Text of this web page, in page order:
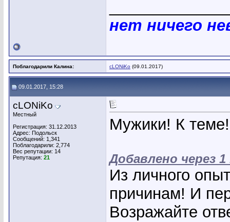
нет ничего
Поблагодарили Калина: cLONiKo (09.01.2017)
09.01.2017, 15:28
cLONiKo
Местный
Регистрация: 31.12.2013
Адрес: Подольск
Сообщений: 1,341
Поблагодарили: 2,774
Вес репутации: 14
Репутация: 21
Мужики! К теме!
Добавлено через
Из личного
причинам! И
Возражайте